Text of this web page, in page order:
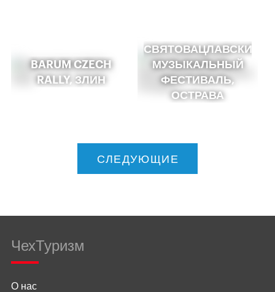
BARUM CZECH
RALLY, ЗЛИН
СВЯТОВАЦЛАВСКИЙ
МУЗЫКАЛЬНЫЙ
ФЕСТИВАЛЬ,
ОСТРАВА
СЛЕДУЮЩИЕ
ЧехТуризм
О нас